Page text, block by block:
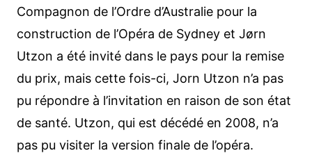
Compagnon de l’Ordre d’Australie pour la
construction de l’Opéra de Sydney et Jørn
Utzon a été invité dans le pays pour la remise
du prix, mais cette fois-ci, Jorn Utzon n’a pas
pu répondre à l’invitation en raison de son état
de santé. Utzon, qui est décédé en 2008, n’a
pas pu visiter la version finale de l’opéra.